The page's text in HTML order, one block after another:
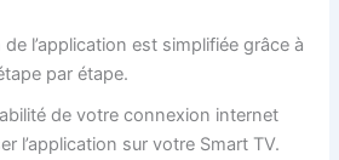
de l’application est simplifiée grâce à
par étape.
de votre connexion internet
l’application sur votre Smart TV.